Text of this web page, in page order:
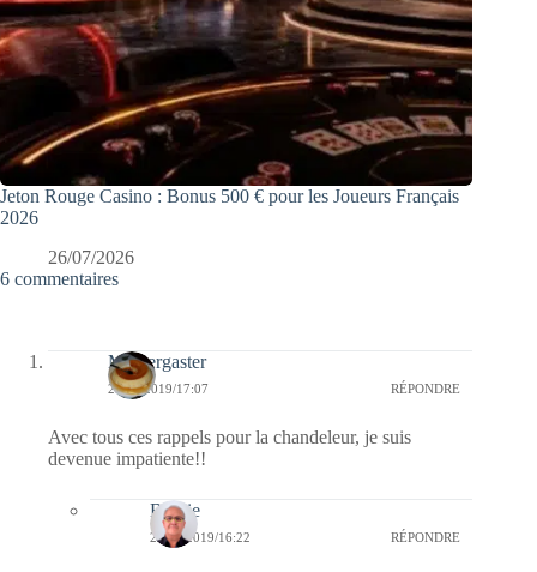
Jeton Rouge Casino : Bonus 500 € pour les Joueurs Français
2026
26/07/2026
6 commentaires
Messergaster
24/01/2019/17:07 RÉPONDRE
Avec tous ces rappels pour la chandeleur, je suis
devenue impatiente!!
Bernie
25/01/2019/16:22 RÉPONDRE